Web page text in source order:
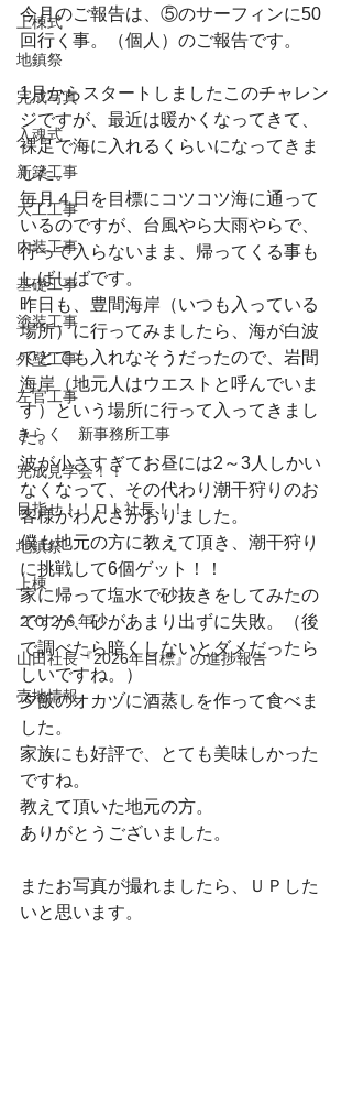
上棟式
地鎮祭
完成写真
入魂式
新築工事
大工工事
内装工事
基礎工事
塗装工事
外壁工事
左官工事
きらく 新事務所工事
完成見学会！！
目指せ！！ロト社長！！
地鎮祭
上棟
２０２６年
山田社長『2026年目標』の進捗報告
売地情報
今月のご報告は、⑤のサーフィンに50
回行く事。（個人）のご報告です。
1月からスタートしましたこのチャレン
ジですが、最近は暖かくなってきて、
裸足で海に入れるくらいになってきま
した。
毎月４日を目標にコツコツ海に通って
いるのですが、台風やら大雨やらで、
行って入らないまま、帰ってくる事も
しばしばです。
昨日も、豊間海岸（いつも入っている
場所）に行ってみましたら、海が白波
でとても入れなそうだったので、岩間
海岸（地元人はウエストと呼んでいま
す）という場所に行って入ってきまし
た。
波が小さすぎてお昼には2～3人しかい
なくなって、その代わり潮干狩りのお
客様がわんさかおりました。
僕も地元の方に教えて頂き、潮干狩り
に挑戦して6個ゲット！！
家に帰って塩水で砂抜きをしてみたの
ですが、砂があまり出ずに失敗。（後
で調べたら暗くしないとダメだったら
しいですね。）
夕飯のオカヅに酒蒸しを作って食べま
した。
家族にも好評で、とても美味しかった
ですね。
教えて頂いた地元の方。
ありがとうございました。
またお写真が撮れましたら、ＵＰした
いと思います。